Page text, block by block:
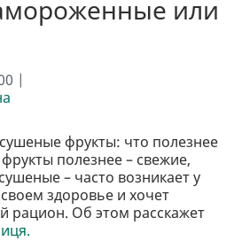
или
|
фрукты: что полезнее
полезнее – свежие,
– часто возникает у
здоровье и хочет
рацион. Об этом расскажет